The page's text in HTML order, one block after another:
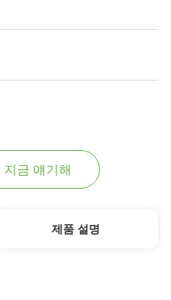
지금 얘기해
제품 설명